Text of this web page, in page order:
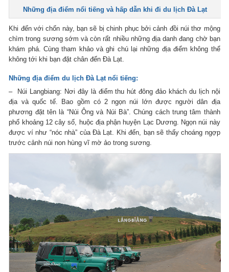
Những địa điểm nổi tiếng và hấp dẫn khi đi du lịch Đà Lạt
Khi đến với chốn này, bạn sẽ bị chinh phục bởi cảnh đồi núi thơ mộng
chìm trong sương sớm và còn rất nhiều những địa danh đang chờ bạn
khám phá. Cùng tham khảo và ghi chú lại những địa điểm không thể
không tới khi bạn đặt chân đến Đà Lạt.
Những địa điểm du lịch Đà Lạt nổi tiếng:
– Núi Langbiang: Nơi đây là điểm thu hút đông đảo khách du lịch nội
địa và quốc tế. Bao gồm có 2 ngọn núi lớn được người dân địa
phương đặt tên là “Núi Ông và Núi Bà”. Chúng cách trung tâm thành
phố khoảng 12 cây số, huộc địa phận huyện Lạc Dương. Ngọn núi này
được ví như “nóc nhà” của Đà Lạt. Khi đến, bạn sẽ thấy choáng ngợp
trước cảnh núi non hùng vĩ mờ ảo trong sương.